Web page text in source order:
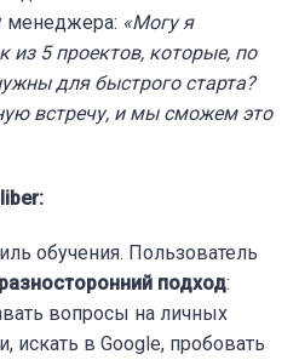
менеджера: «Могу я
из 5 проектов, которые, по
для быстрого старта?
встречу, и мы сможем это
обучения. Пользователь
разносторонний подход:
вопросы на личных
искать в Google, пробовать